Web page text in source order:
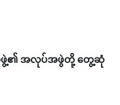
အစုအဖွဲ့၏ အလုပ်အဖွဲတို့ တွေ့ဆုံ